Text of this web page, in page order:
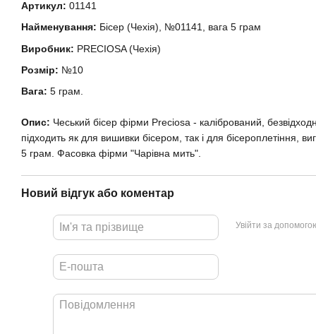
Артикул: 01141
Найменування: Бісер (Чехія), №01141, вага 5 грам
Виробник: PRECIOSA (Чехія)
Розмір: №10
Вага: 5 грам.
Опис: Чеський бісер фірми Preciosa - калібрований,
підходить як для вишивки бісером, так і для бісероплетіння,
5 грам. Фасовка фірми "Чарівна мить".
Новий відгук або коментар
Увійти за